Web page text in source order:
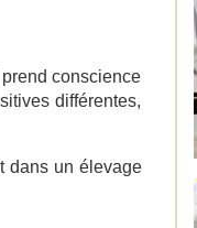
conscience
différentes,
dans un élevage